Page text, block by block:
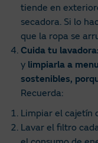
tiende en
secadora. Si lo
que la ropa se
Cuida tu lavadora:
y limpiarla a
sostenibles,
Recuerda:
Limpiar el cajetín
Lavar el filtro